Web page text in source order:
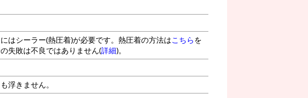
はシーラー(熱圧着)が必要です。熱圧着の方法はこちら を
失敗は不良ではありません(詳細)。
浮きません。